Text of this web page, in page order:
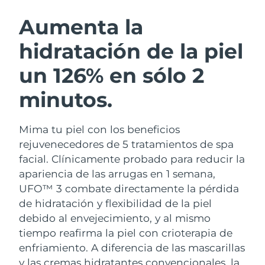
Aumenta la
hidratación de la piel
un 126% en sólo 2
minutos.
Mima tu piel con los beneficios
rejuvenecedores de 5 tratamientos de spa
facial. Clínicamente probado para reducir la
apariencia de las arrugas en 1 semana,
UFO™ 3 combate directamente la pérdida
de hidratación y flexibilidad de la piel
debido al envejecimiento, y al mismo
tiempo reafirma la piel con crioterapia de
enfriamiento. A diferencia de las mascarillas
y las cremas hidratantes convencionales, la
Limpieza facial
LUNA™ 4 pack
Anti-aging massage
LUNA™ 4 Plus
Massage, LED heating
LUNA™ 4 Men
For men, anti-aging massage
Lifting facial
BEAR™ 2 pack
Microcurrent toning
BEAR™ 2 go
Microcurrent toning on-the-go
BEAR™ 2 eyes & lips
Microcurrent line smoothing device
Hidratación
UFO™ 3 pack
Deep facial hydration
UFO™ 3 LED
Near-infrared and red light therapy
device
Cuidado bucal
issa™ 4
Hybrid silicone sonic toothbrush
issa™ 4 plus
Smart hybrid silicone sonic toothbrush
TRATAMIENTO ANTIEDAD FAQ™
Antiedad Tratamientos LED
NEW
Austria
Baréin Entrega prevista 09/08/2026
Bélgica Entrega prevista08/08/2026
Bermudas
Bosnia y Herzegovina Entrega prevista
Brunéi Entrega prevista13/08/2026
Bulgaria Entrega prevista 08/08/2026
Canadá Entrega prevista
Chile Entrega prevista12/08/2026